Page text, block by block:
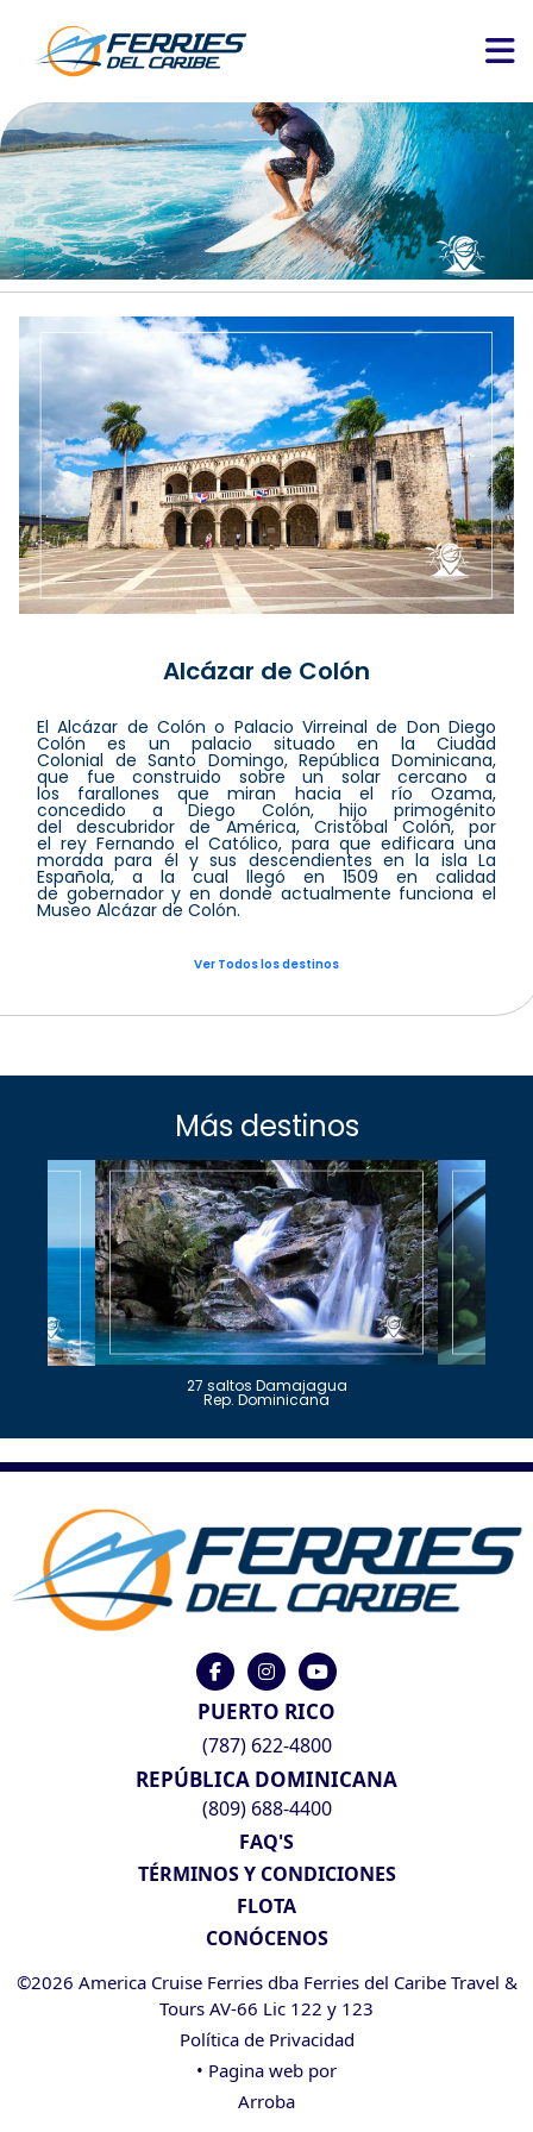
Alcázar de Colón
El Alcázar de Colón o Palacio Virreinal de Don Diego
Colón es un palacio situado en la Ciudad
Colonial de Santo Domingo, República Dominicana,
que fue construido sobre un solar cercano a
los farallones que miran hacia el río Ozama,
concedido a Diego Colón, hijo primogénito
del descubridor de América, Cristóbal Colón, por
el rey Fernando el Católico, para que edificara una
morada para él y sus descendientes en la isla La
Española, a la cual llegó en 1509 en calidad
de gobernador y en donde actualmente funciona el
Museo Alcázar de Colón.
Ver Todos los destinos
Más destinos
27 saltos Damajagua
Rep. Dominicana
PUERTO RICO
(787) 622-4800
REPÚBLICA DOMINICANA
(809) 688-4400
FAQ'S
TÉRMINOS Y CONDICIONES
FLOTA
CONÓCENOS
©2026 America Cruise Ferries dba Ferries del Caribe Travel &
Tours AV-66 Lic 122 y 123
Política de Privacidad
• Pagina web por
Arroba